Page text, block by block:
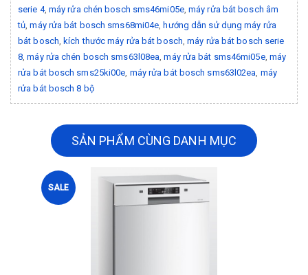
serie 4, máy rửa chén bosch sms46mi05e,máy rửa bát bosch âm
tủ ,máy rửa bát bosch sms68mi04e ,hướng dẫn sử dụng máy rửa
bát bosch ,kích thước máy rửa bát bosch ,máy rửa bát bosch serie
8 ,máy rửa chén bosch sms63l08ea ,máy rửa bát sms46mi05e, máy
rửa bát bosch sms25ki00e máy rửa bát bosch sms63l02ea máy
rửa bát bosch 8 bộ
SẢN PHẨM CÙNG DANH MỤC
SALE